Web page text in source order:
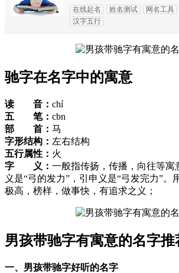
在线起名 姓名测试
网名工具
汉字五行
驰字在名字中的寓意
读 音： chí
五 笔： cbn
部 首： 马
字形结构： 左右结构
五行属性： 火
字 义： 一般指传扬，传播，向往等寓
义是“弓的发力”，引申义是“弓发完力”。
极高，榜样，做事快，有追求之义；
男孩带驰字有寓意的名字推
一、男孩带驰字好听的名字